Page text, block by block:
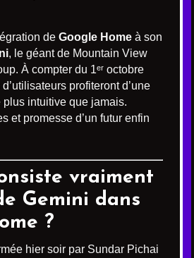
de Google Home à son
, le géant de Mountain View
À compter du 1ᵉʳ octobre
profiteront d’une
intuitive que jamais.
et promesse d’un futur enfin
vraiment
Gemini dans
?
hier soir par Sundar Pichai